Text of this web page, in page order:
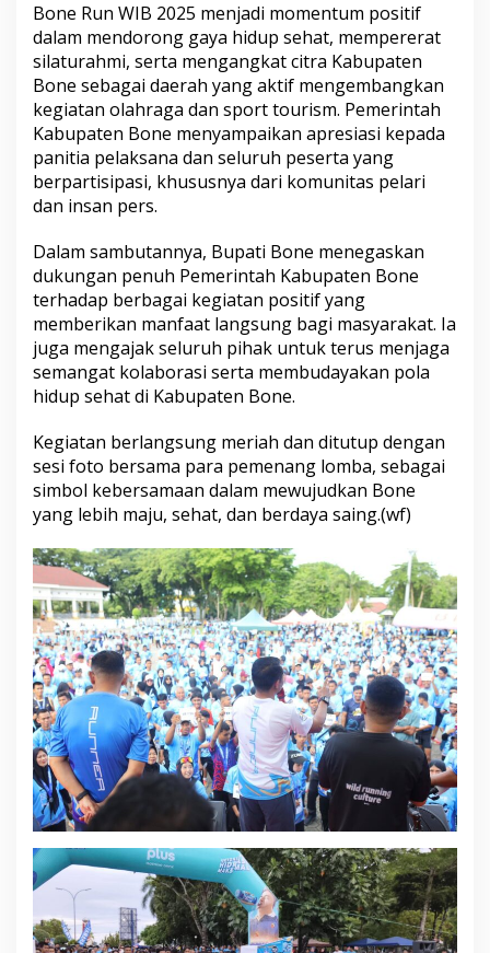
2
0
2
d
i
L
a
p
a
n
a
n
M
e
r
d
e
k
a
t
a
m
o
n
e
Bone Run WIB 2025 menjadi momentum positif
dalam mendorong gaya hidup sehat, mempererat
silaturahmi, serta mengangkat citra Kabupaten
Bone sebagai daerah yang aktif mengembangkan
kegiatan olahraga dan sport tourism. Pemerintah
Kabupaten Bone menyampaikan apresiasi kepada
panitia pelaksana dan seluruh peserta yang
berpartisipasi, khususnya dari komunitas pelari
dan insan pers.
Dalam sambutannya, Bupati Bone menegaskan
dukungan penuh Pemerintah Kabupaten Bone
terhadap berbagai kegiatan positif yang
memberikan manfaat langsung bagi masyarakat. Ia
juga mengajak seluruh pihak untuk terus menjaga
semangat kolaborasi serta membudayakan pola
hidup sehat di Kabupaten Bone.
Kegiatan berlangsung meriah dan ditutup dengan
sesi foto bersama para pemenang lomba, sebagai
simbol kebersamaan dalam mewujudkan Bone
yang lebih maju, sehat, dan berdaya saing.(wf)